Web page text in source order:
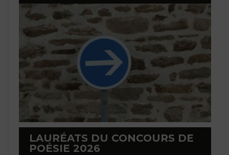
LAURÉATS DU CONCOURS DE
POÉSIE 2026